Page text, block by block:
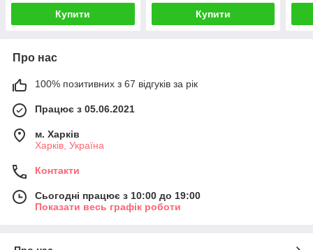
Купити Купити
Про нас
100% позитивних з 67 відгуків за рік
Працює з 05.06.2021
м. Харків
Харків, Україна
Контакти
Сьогодні працює з 10:00 до 19:00
Показати весь графік роботи